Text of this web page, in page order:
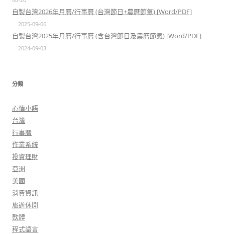
自製台灣2026年月曆/行事曆 (台灣節日+農曆節氣) [Word/PDF]
2025-09-06
自製台灣2025年月曆/行事曆 (含台灣節日及農曆節氣) [Word/PDF]
2024-09-03
分類
心情小語
台灣
行事曆
作業系統
投資理財
亞洲
美國
消費資訊
旅遊休閒
軟體
程式語言